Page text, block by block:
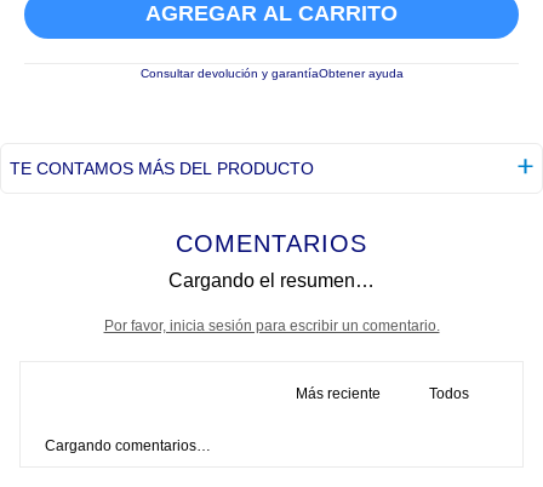
AGREGAR AL CARRITO
Consultar devolución y garantíaObtener ayuda
TE CONTAMOS MÁS DEL PRODUCTO
COMENTARIOS
Cargando el resumen…
Por favor, inicia sesión para escribir un comentario.
Más reciente Todos
Cargando comentarios…